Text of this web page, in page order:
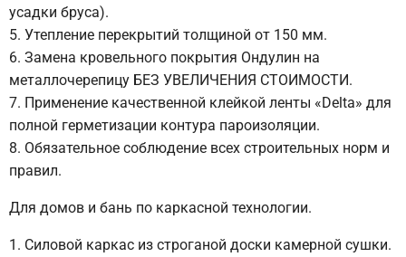
усадки бруса).
Утепление перекрытий толщиной от 150 мм.
Замена кровельного покрытия Ондулин на
металлочерепицу БЕЗ УВЕЛИЧЕНИЯ СТОИМОСТИ.
Применение качественной клейкой ленты «Delta» для
полной герметизации контура пароизоляции.
Обязательное соблюдение всех строительных норм и
правил.
Для домов и бань по каркасной технологии.
Силовой каркас из строганой доски камерной сушки.